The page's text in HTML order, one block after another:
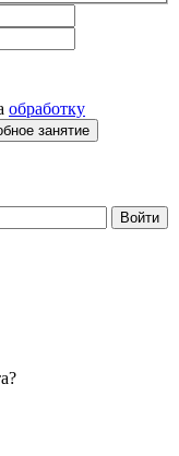
обработку
занятие
Войти